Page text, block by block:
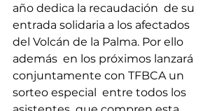
año dedica la recaudación  de su
entrada solidaria a los afectados
del Volcán de la Palma. Por ello
además  en los próximos lanzará
conjuntamente con TFBCA un
sorteo especial  entre todos los